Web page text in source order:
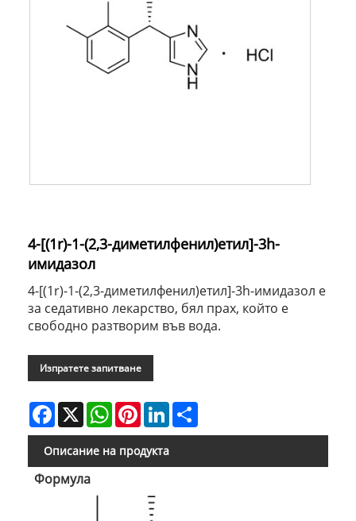
4-[(1r)-1-(2,3-диметилфенил)етил]-3h-
имидазол
4-[(1r)-1-(2,3-диметилфенил)етил]-3h-имидазол е
за седативно лекарство, бял прах, който е
свободно разтворим във вода.
Изпратете запитване
Facebook
X WhatsAppPinterestLinkedIn
Описание на продукта
Формула